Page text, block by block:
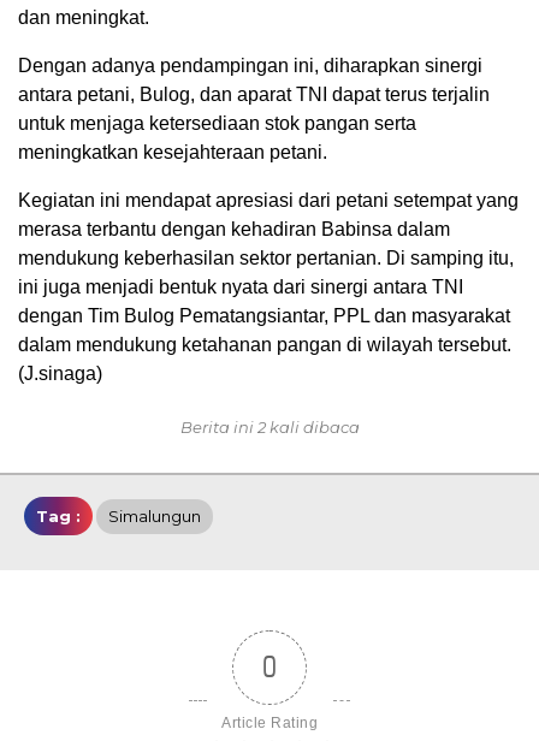
dan meningkat.
Dengan adanya pendampingan ini, diharapkan sinergi
antara petani, Bulog, dan aparat TNI dapat terus terjalin
untuk menjaga ketersediaan stok pangan serta
meningkatkan kesejahteraan petani.
Kegiatan ini mendapat apresiasi dari petani setempat yang
merasa terbantu dengan kehadiran Babinsa dalam
mendukung keberhasilan sektor pertanian. Di samping itu,
ini juga menjadi bentuk nyata dari sinergi antara TNI
dengan Tim Bulog Pematangsiantar, PPL dan masyarakat
dalam mendukung ketahanan pangan di wilayah tersebut.
(J.sinaga)
Berita ini 2 kali dibaca
Tag : Simalungun
0
Article Rating